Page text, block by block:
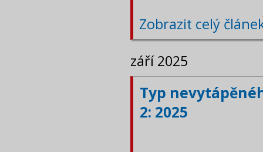
Zobrazit celý
září 2025
Typ
2: 2025